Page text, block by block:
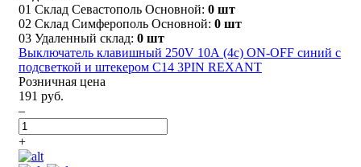
01 Склад Севастополь Основной: 0 шт
02 Склад Симферополь Основной: 0 шт
03 Удаленный склад: 0 шт
Выключатель клавишный 250V 10А (4с) ON-OFF синий с
подсветкой и штекером C14 3PIN REXANT
Розничная цена
191 руб.
–
+